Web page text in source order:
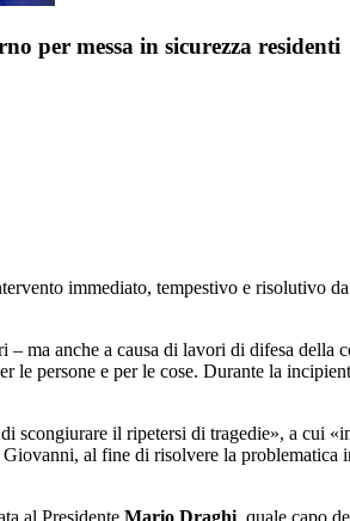
per messa in sicurezza residenti
immediato, tempestivo e risolutivo
ma anche a causa di lavori di difesa
persone e per le cose. Durante la
il ripetersi di tragedie», a cui
al fine di risolvere la problematica